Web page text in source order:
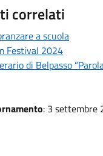
correlati
a scuola
Festival 2024
di Belpasso
: 3 settembre